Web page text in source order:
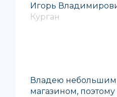
Игорь
Курган
Владею небольшим
магазином, поэтому